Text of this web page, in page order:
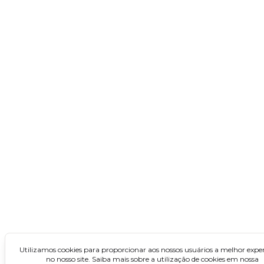
Utilizamos cookies para proporcionar aos nossos usuários a melhor
no nosso site. Saiba mais sobre a utilização de cookies em nossa